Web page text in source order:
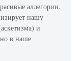
аллегории.
нашу
и
в наше